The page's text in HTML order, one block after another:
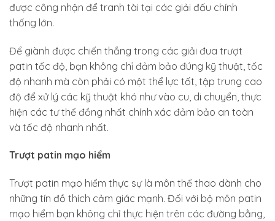
được công nhận để tranh tài tại các giải đấu chính
thống lớn.
Để giành được chiến thắng trong các giải đua trượt
patin tốc độ, bạn không chỉ đảm bảo đúng kỹ thuật, tốc
độ nhanh mà còn phải có một thể lực tốt, tập trung cao
độ để xử lý các kỹ thuật khó như vào cu, di chuyển, thực
hiện các tư thế đồng nhất chính xác đảm bảo an toàn
và tốc độ nhanh nhất.
Trượt patin mạo hiểm
Trượt patin mạo hiểm thực sự là môn thể thao dành cho
những tín đồ thích cảm giác mạnh. Đối với bộ môn patin
mạo hiểm bạn không chỉ thực hiện trên các đường bằng,